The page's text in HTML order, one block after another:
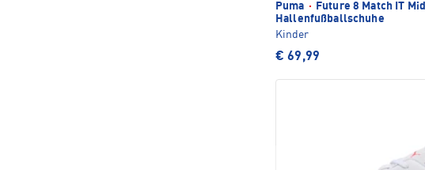
Puma ·
Future 8 Match IT Mid
Hallenfußballschuhe
Kinder
€ 69,99